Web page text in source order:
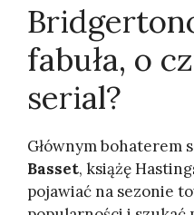
fabuła, o
serial?
Głównym bohaterem
Basset, książę
pojawiać na sezonie